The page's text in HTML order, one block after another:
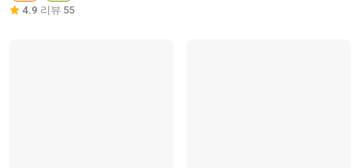
4.9 리뷰 55